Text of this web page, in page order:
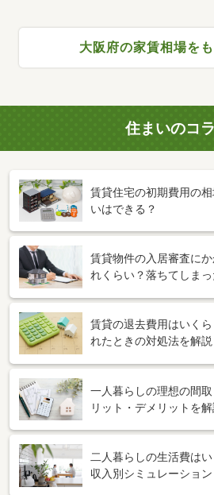
大阪府の家賃相場を
住まいのコ
賃貸住宅の初期費用の
いはできる？
賃貸物件の入居審査に
れくらい？落ちてしま
賃貸の退去費用はいく
れたときの対処法を解説
一人暮らしの理想の間
リット・デメリットを解
二人暮らしの生活費は
収入別シミュレーション